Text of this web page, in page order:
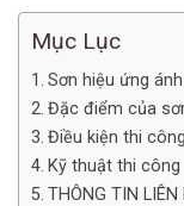
Mục Lục
Sơn hiệu ứng
Đặc điểm của
Điều kiện thi
Kỹ thuật thi công
THÔNG TIN LIÊN